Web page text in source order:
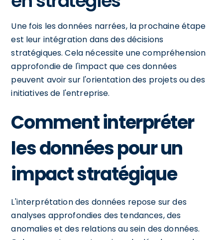
Une fois les données narrées, la prochaine étape
est leur intégration dans des décisions
stratégiques. Cela nécessite une compréhension
approfondie de l'impact que ces données
peuvent avoir sur l'orientation des projets ou des
initiatives de l'entreprise.
Comment interpréter
les données pour un
impact stratégique
L'interprétation des données repose sur des
analyses approfondies des tendances, des
anomalies et des relations au sein des données.